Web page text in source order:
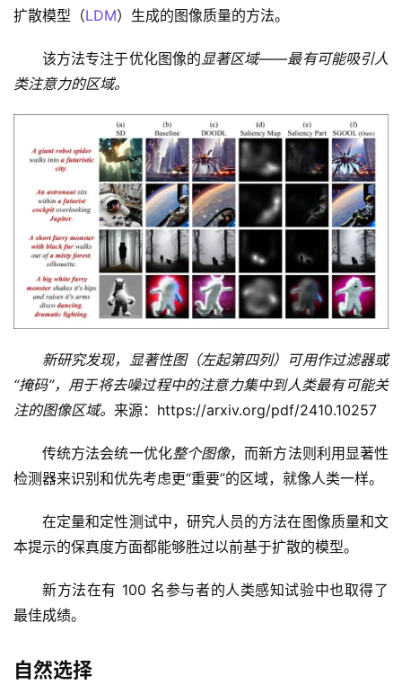
扩散模型（LDM）生成的图像质量的方法。
该方法专注于优化图像的 显著区域——最有可能吸引人
类注意力的区域。
新研究发现，显著性图（左起第四列）可用作过滤器或
“掩码”，用于将去噪过程中的注意力集中到人类最有可能关
注的图像区域。 来源：https://arxiv.org/pdf/2410.10257
传统方法会统一优化整个图像，而新方法则利用显著性
检测器来识别和优先考虑更“重要”的区域，就像人类一样。
在定量和定性测试中，研究人员的方法在图像质量和文
本提示的保真度方面都能够胜过以前基于扩散的模型。
新方法在有 100 名参与者的人类感知试验中也取得了
最佳成绩。
自然选择